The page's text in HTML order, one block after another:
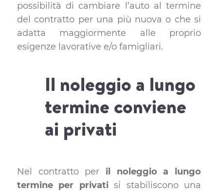
possibilità di cambiare l’auto al termine
del contratto per una più nuova o che si
adatta maggiormente alle proprio
esigenze lavorative e/o famigliari.
Il noleggio a lungo
termine conviene
ai privati
Nel contratto per il noleggio a lungo
termine per privatisi stabiliscono una